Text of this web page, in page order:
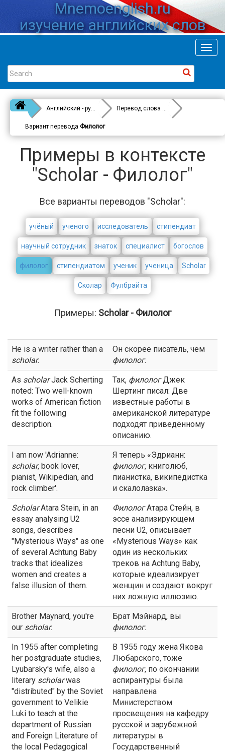
Mnemoenglish.ru
изучение английских слов
Английский - русский Перевод слова
Scholar
Вариант перевода Филолог
Примеры в контексте
"Scholar - Филолог"
Все варианты переводов "Scholar":
учёный ученого исследователь стипендиат
научный сотрудник знаток специалист богослов
филолог стипендиатом ученик ученица Scholar
Сколар Фулбрайта
Примеры: Scholar - Филолог
He is a writer rather than a
scholar.
Он скорее писатель, чем
филолог.
As scholarJack Scherting
noted: Two well-known
works of American fiction
fit the following
description.
Так, филологДжек
Шертинг писал: Две
известные работы в
американской литературе
подходят приведённому
описанию.
I am now 'Adrianne:
scholar, book lover,
pianist, Wikipedian, and
rock climber'.
Я теперь «Эдрианн:
филолог, книголюб,
пианистка, википедистка
и скалолазка».
ScholarAtara Stein, in an
essay analysing U2
songs, describes
"Mysterious Ways" as one
of several Achtung Baby
tracks that idealizes
women and creates a
false illusion of them.
ФилологАтара Стейн, в
эссе анализирующем
песни U2, описывает
«Mysterious Ways» как
один из нескольких
треков на Achtung Baby,
которые идеализирует
женщин и создают вокруг
них ложную иллюзию.
Brother Maynard, you're
our scholar.
Брат Мэйнард, вы
филолог.
In 1955 after completing
her postgraduate studies,
Lyubarsky's wife, also a
literary scholarwas
"distributed" by the Soviet
government to Velikie
Luki to teach at the
department of Russian
and Foreign Literature of
the local Pedagogical
В 1955 году жена Якова
Любарского, тоже
филолог, по окончании
аспирантуры была
направлена
Министерством
просвещения на кафедру
русской и зарубежной
литературы в
Государственный